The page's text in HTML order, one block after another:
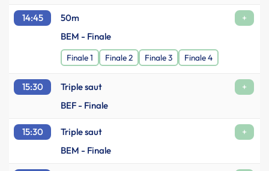
14:45 50m
+
BEM - Finale
Finale 1 Finale 2 Finale 3 Finale 4
15:30 Triple saut
+
BEF - Finale
15:30 Triple saut
+
BEM - Finale